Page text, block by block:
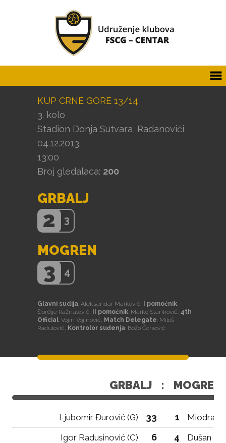
KUP CRNE GORE 13/14
3. kolo
Stadion Donja Sutvara, Radanovići
04.12.2013.
13:00
Broj gledalaca: 200
GRBALJ
2 3
MOGREN
3 4
Glavni sudija: Aleksandar Marković, I pomoćnik:
Đorđije Ražnatović,
II pomoćnik: Marko Stanković, 4th
Official: Vojin Vojinović, Match Delegate: Miloš
Radulović, Kontrolor suđenja: Božo Ćorsović
GRBALJ : MOGREN
Ljubomir Đurović (G) 33 1
Miodrag
Igor Radusinović (C)
6 4 Dušan